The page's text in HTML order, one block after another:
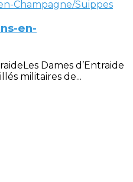
en-
Dames d’Entraide
militaires de...